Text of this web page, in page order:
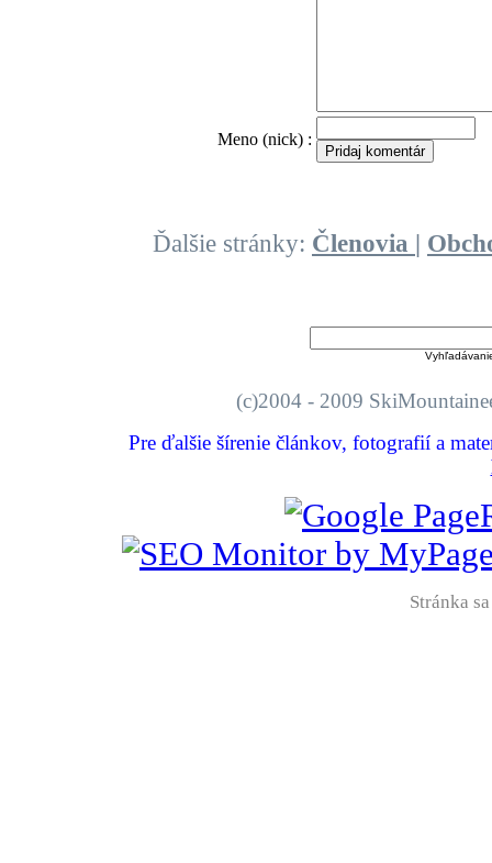
Meno (nick) :
Ďalšie stránky: Členovia |
(c)2004 - 2009
Pre ďalšie šírenie článkov, fotografií a
Stránka